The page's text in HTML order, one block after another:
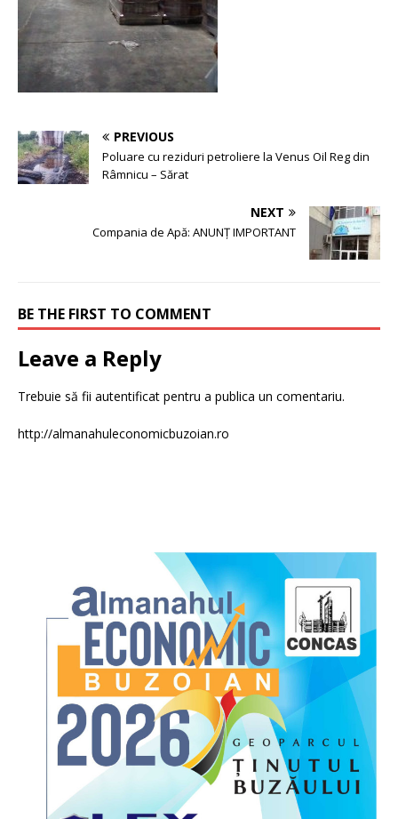
PREVIOUS
Poluare cu reziduri petroliere la Venus Oil Reg din
Râmnicu – Sărat
NEXT
Compania de Apă: ANUNȚ IMPORTANT
BE THE FIRST TO COMMENT
Leave a Reply
Trebuie să fii autentificat pentru a publica un comentariu.
http://almanahuleconomicbuzoian.ro